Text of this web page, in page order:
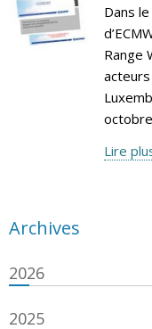
Dans
Range
Lire
Archives
2026
2025